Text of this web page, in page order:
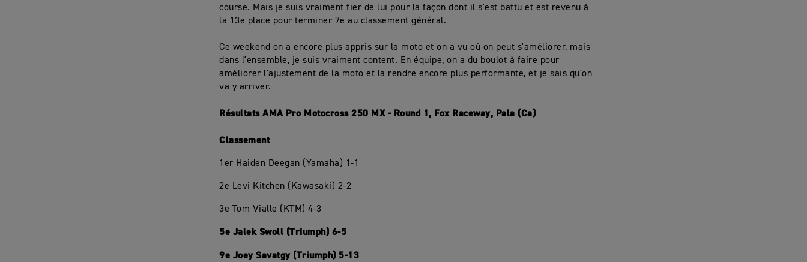
course. Mais je suis vraiment fier de lui pour la façon dont il s'est battu et est revenu à
la 13e place pour terminer 7e au classement général.
Ce weekend on a encore plus appris sur la moto et on a vu où on peut s'améliorer, mais
dans l'ensemble, je suis vraiment content. En équipe, on a du boulot à faire pour
améliorer l'ajustement de la moto et la rendre encore plus performante, et je sais qu'on
va y arriver.
Résultats AMA Pro Motocross 250 MX - Round 1, Fox Raceway, Pala (Ca)
Classement
1er Haiden Deegan (Yamaha) 1-1
2e Levi Kitchen (Kawasaki) 2-2
3e Tom Vialle (KTM) 4-3
5e Jalek Swoll (Triumph) 6-5
9e Joey Savatgy (Triumph) 5-13